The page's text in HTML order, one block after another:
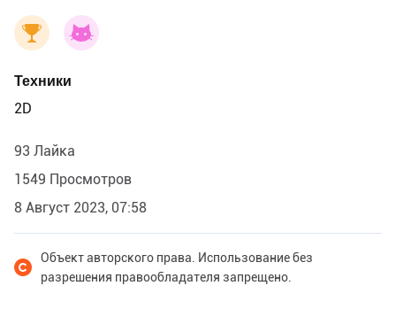
Техники
2D
93 Лайка
1549 Просмотров
8 Август 2023, 07:58
Объект авторского права. Использование без
разрешения правообладателя запрещено.